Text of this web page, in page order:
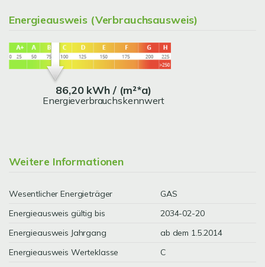
Energieausweis (Verbrauchsausweis)
86,20 kWh / (m²*a)
Energieverbrauchskennwert
Weitere Informationen
Wesentlicher Energieträger
GAS
Energieausweis gültig bis
2034-02-20
Energieausweis Jahrgang
ab dem 1.5.2014
Energieausweis Werteklasse
C